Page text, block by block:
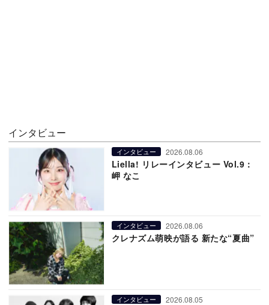
インタビュー
インタビュー 2026.08.06
Liella! リレーインタビュー Vol.9：
岬 なこ
インタビュー 2026.08.06
クレナズム萌映が語る 新たな“夏曲”
インタビュー 2026.08.05